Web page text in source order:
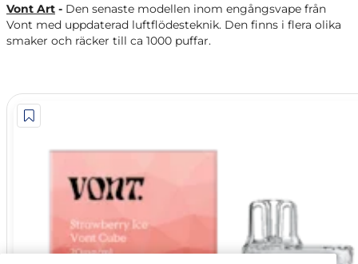
Vont Art - Den senaste modellen inom engångsvape från
Vont med uppdaterad luftflödesteknik. Den finns i flera olika
smaker och räcker till ca 1000 puffar.